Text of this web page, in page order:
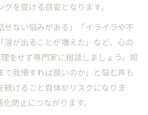
を受ける目安となります。
せない悩みがある」「イライラや不
涙が出ることが増えた」など、心の
理をせず専門家に相談しましょう。知
で我慢すれば良いのか」と悩む声も
続けること自体がリスクになりま
防止につながります。